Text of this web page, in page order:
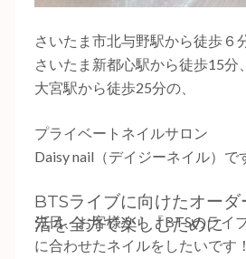
さいたま市北与野駅から徒歩６
さいたま新都心駅から徒歩15分、
大宮駅から徒歩25分の、
プライベートネイルサロン
Daisy nail（デイジーネイル）で
BTSライブに向けたオーダ
活を全力で楽しむために
先日、お客様から「BTSのライ
に合わせたネイルをしたいです